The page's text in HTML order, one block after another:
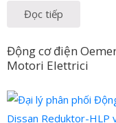
Đọc tiếp
Động cơ điện
Motori Elettrici